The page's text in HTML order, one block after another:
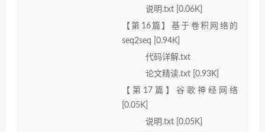
说明.txt [0.06K]
【第16篇】基于卷积网络的
seq2seq [0.94K]
代码详解.txt
论文精读.txt [0.93K]
【第17篇】谷歌神经网络
[0.05K]
说明.txt [0.05K]